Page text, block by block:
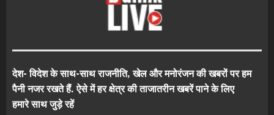
देश- विदेश के साथ-साथ राजनीति, खेल और मनोरंजन की खबरों पर हम
पैनी नजर रखते हैं. ऐसे में हर क्षेत्र की ताजातरीन खबरें पाने के लिए
हमारे साथ जुड़े रहें